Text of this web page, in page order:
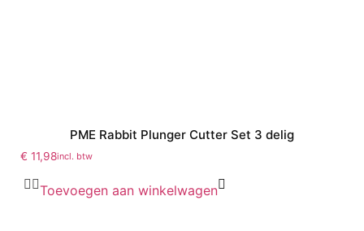
PME Rabbit Plunger Cutter Set 3 delig
€ 11,98incl. btw
Toevoegen aan winkelwagen